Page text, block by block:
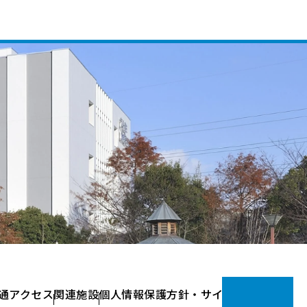
アクセス関連施設個人情報保護方針・サイトポリシー